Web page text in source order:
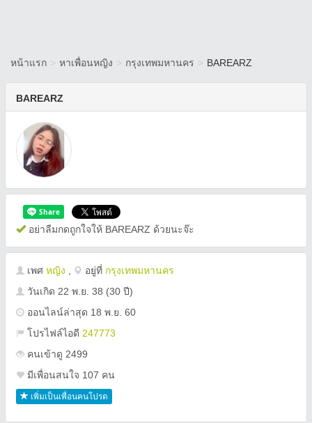
หน้าแรก > หาเพื่อนหญิง > กรุงเทพมหานคร > BAREARZ
BAREARZ
อย่าลืมกดถูกใจให้ BAREARZ ด้วยนะจ๊ะ
เพศ หญิง อยู่ที่ กรุงเทพมหานคร
วันเกิด 22 พ.ย. 38 (30 ปี)
ออนไลน์ล่าสุด 18 พ.ย. 60
โปรไฟล์ไอดี 247773
คนเข้าดู 2499
มีเพื่อนสนใจ 107 คน
เพิ่มเป็นเพื่อนคนโปรด